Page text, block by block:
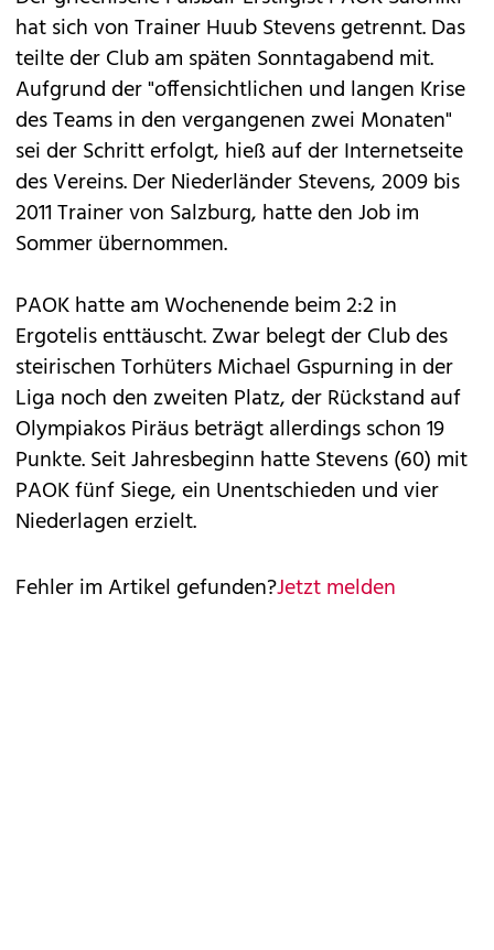
hat sich von Trainer Huub Stevens getrennt. Das
teilte der Club am späten Sonntagabend mit.
Aufgrund der "offensichtlichen und langen Krise
des Teams in den vergangenen zwei Monaten"
sei der Schritt erfolgt, hieß auf der Internetseite
des Vereins. Der Niederländer Stevens, 2009 bis
2011 Trainer von Salzburg, hatte den Job im
Sommer übernommen.
PAOK hatte am Wochenende beim 2:2 in
Ergotelis enttäuscht. Zwar belegt der Club des
steirischen Torhüters Michael Gspurning in der
Liga noch den zweiten Platz, der Rückstand auf
Olympiakos Piräus beträgt allerdings schon 19
Punkte. Seit Jahresbeginn hatte Stevens (60) mit
PAOK fünf Siege, ein Unentschieden und vier
Niederlagen erzielt.
Fehler im Artikel gefunden?Jetzt melden